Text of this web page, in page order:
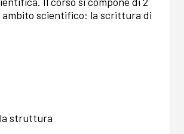
ambito scientifico: la scrittura di
struttura